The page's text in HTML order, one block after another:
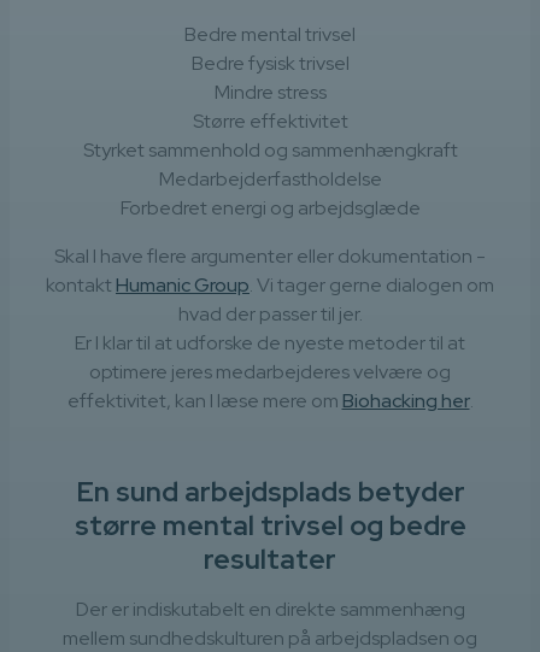
Bedre mental trivsel
Bedre fysisk trivsel
Mindre stress
Større effektivitet
Styrket sammenhold og sammenhængkraft
Medarbejderfastholdelse
Forbedret energi og arbejdsglæde
Skal I have flere argumenter eller dokumentation -
kontakt Humanic Group. Vi tager gerne dialogen om
hvad der passer til jer.
Er I klar til at udforske de nyeste metoder til at
optimere jeres medarbejderes velvære og
effektivitet, kan I læse mere om Biohacking her.
En sund arbejdsplads betyder
større mental trivsel og bedre
resultater
Der er indiskutabelt en direkte sammenhæng
mellem sundhedskulturen på arbejdspladsen og